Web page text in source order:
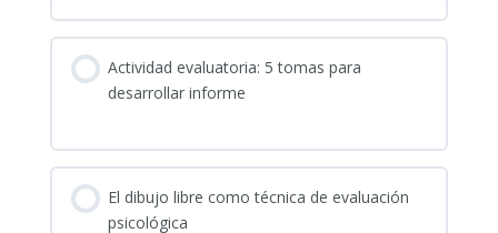
Actividad evaluatoria: 5 tomas para
desarrollar informe
El dibujo libre como técnica de evaluación
psicológica